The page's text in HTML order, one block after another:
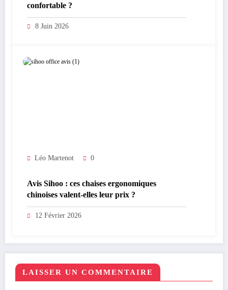
confortable ?
8 Juin 2026
Léo Martenot 0
Avis Sihoo : ces chaises ergonomiques
chinoises valent-elles leur prix ?
12 Février 2026
LAISSER UN COMMENTAIRE